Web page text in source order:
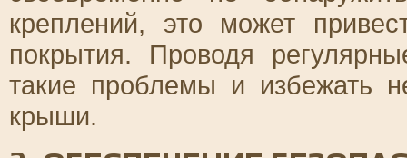
креплений, это может
покрытия. Проводя
такие проблемы и избежать
крыши.